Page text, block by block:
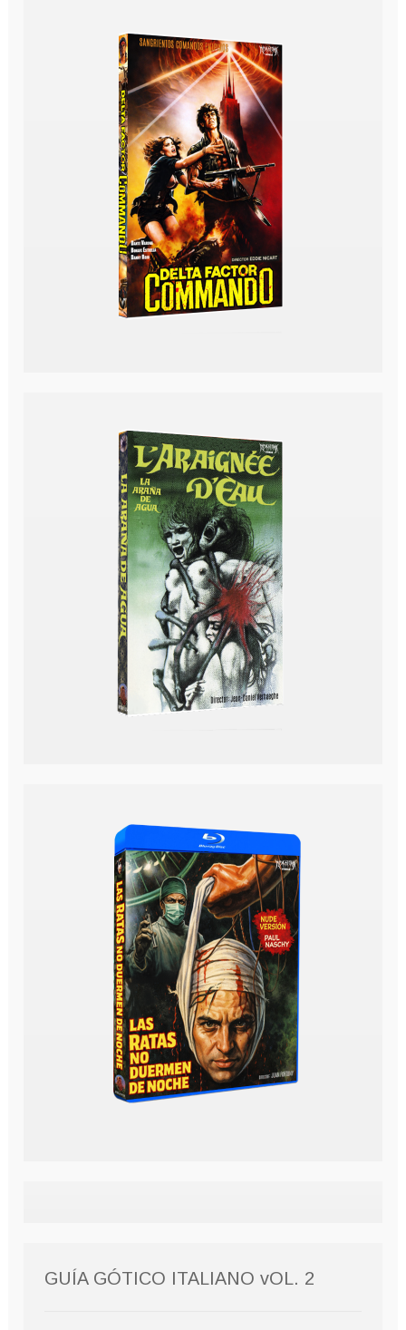
GUÍA GÓTICO ITALIANO vOL. 2